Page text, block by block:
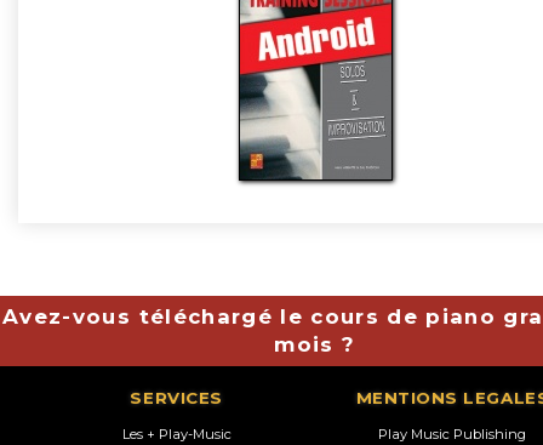
Avez-vous téléchargé le cours de piano
mois ?
SERVICES
Les + Play-Music
MENTIONS
Play Music Publishing